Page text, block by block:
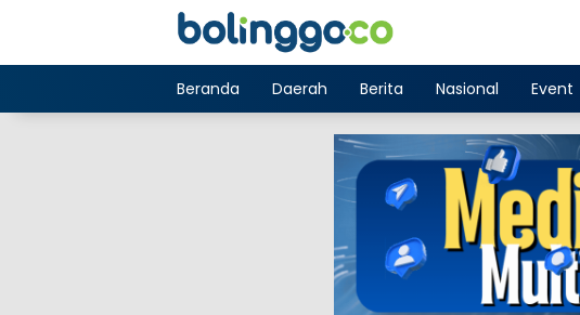
Beranda Daerah Berita Nasional Event